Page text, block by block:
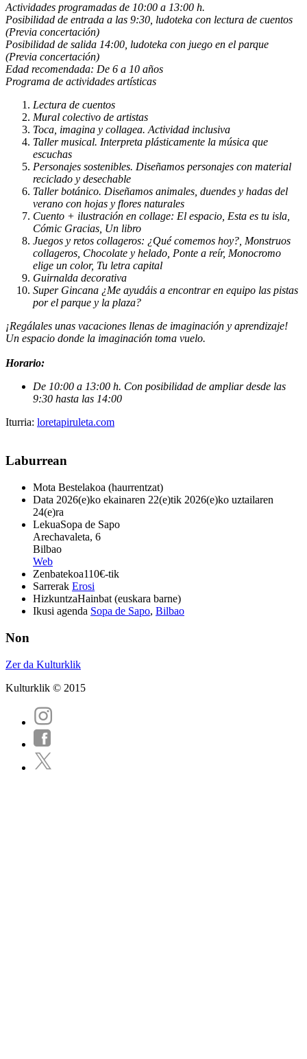
Actividades programadas de 10:00 a 13:00 h.
Posibilidad de entrada a las 9:30, ludoteka con lectura de cuentos
(Previa concertación)
Posibilidad de salida 14:00, ludoteka con juego en el parque
(Previa concertación)
Edad recomendada: De 6 a 10 años
Programa de actividades artísticas
Lectura de cuentos
Mural colectivo de artistas
Toca, imagina y collagea. Actividad inclusiva
Taller musical. Interpreta plásticamente la música que
escuchas
Personajes sostenibles. Diseñamos personajes con material
reciclado y desechable
Taller botánico. Diseñamos animales, duendes y hadas del
verano con hojas y flores naturales
Cuento + ilustración en collage: El espacio, Esta es tu isla,
Cómic Gracias, Un libro
Juegos y retos collageros: ¿Qué comemos hoy?, Monstruos
collageros, Chocolate y helado, Ponte a reír, Monocromo
elige un color, Tu letra capital
Guirnalda decorativa
Super Gincana ¿Me ayudáis a encontrar en equipo las pistas
por el parque y la plaza?
¡Regálales unas vacaciones llenas de imaginación y aprendizaje!
Un espacio donde la imaginación toma vuelo.
Horario:
De 10:00 a 13:00 h. Con posibilidad de ampliar desde las
9:30 hasta las 14:00
Iturria: loretapiruleta.com
Laburrean
Mota Bestelakoa (haurrentzat)
Data 2026(e)ko ekainaren 22(e)tik 2026(e)ko uztailaren
24(e)ra
LekuaSopa de Sapo
Arechavaleta, 6
Bilbao
Web
Zenbatekoa110€-tik
Sarrerak Erosi
HizkuntzaHainbat (euskara barne)
Ikusi agenda Sopa de Sapo, Bilbao
Non
Zer da Kulturklik
Kulturklik © 2015